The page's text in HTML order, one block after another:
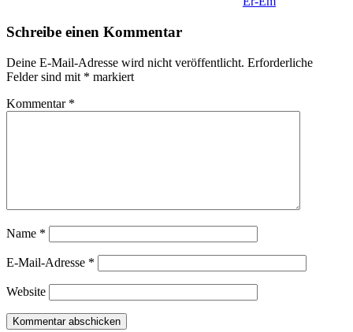
Schreibe einen Kommentar
Deine E-Mail-Adresse wird nicht veröffentlicht. Erforderliche
Felder sind mit * markiert
Kommentar *
Name *
E-Mail-Adresse *
Website